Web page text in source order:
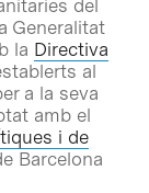
del
Generalitat
la Directiva
al
a la seva
amb el
i de
Barcelona